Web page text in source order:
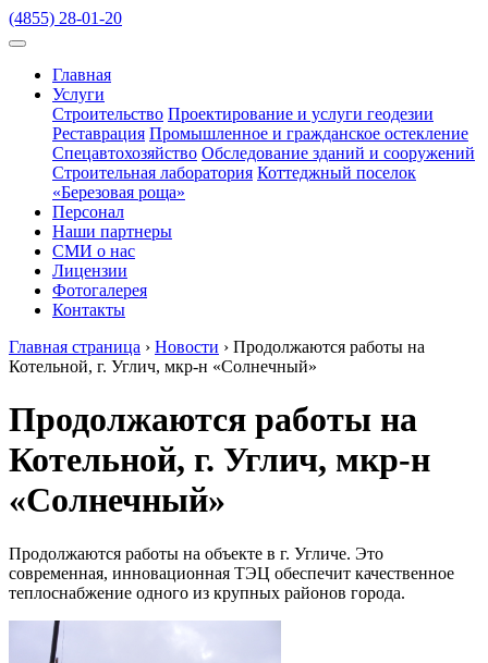
(4855) 28-01-20
Главная
Услуги
Строительство Проектирование и услуги геодезии
Реставрация Промышленное и гражданское остекление
Спецавтохозяйство Обследование зданий и сооружений
Строительная лаборатория Коттеджный поселок
«Березовая роща»
Персонал
Наши партнеры
СМИ о нас
Лицензии
Фотогалерея
Контакты
Главная страница › Новости › Продолжаются работы на
Котельной, г. Углич, мкр-н «Солнечный»
Продолжаются работы на
Котельной, г. Углич, мкр-н
«Солнечный»
Продолжаются работы на объекте в г. Угличе. Это
современная, инновационная ТЭЦ обеспечит качественное
теплоснабжение одного из крупных районов города.